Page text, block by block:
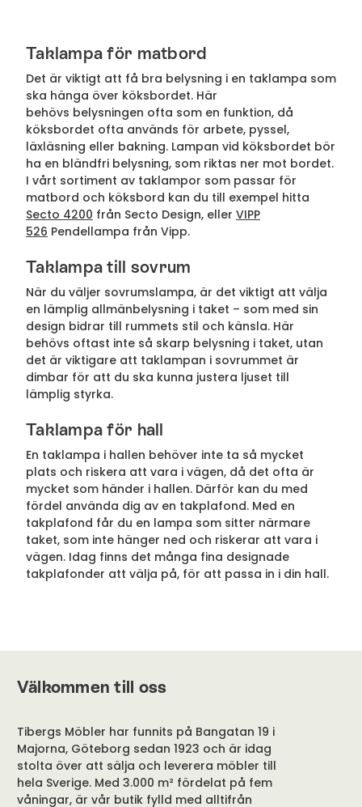
Taklampa för matbord
Det är viktigt att få bra belysning i en taklampa som
ska hänga över köksbordet. Här
behövs belysningen ofta som en funktion, då
köksbordet ofta används för arbete, pyssel,
läxläsning eller bakning. Lampan vid köksbordet bör
ha en bländfri belysning, som riktas ner mot bordet.
I vårt sortiment av taklampor som passar för
matbord och köksbord kan du till exempel hitta
Secto 4200 från Secto Design, eller VIPP
526 Pendellampa från Vipp.
Taklampa till sovrum
När du väljer sovrumslampa, är det viktigt att välja
en lämplig allmänbelysning i taket – som med sin
design bidrar till rummets stil och känsla. Här
behövs oftast inte så skarp belysning i taket, utan
det är viktigare att taklampan i sovrummet är
dimbar för att du ska kunna justera ljuset till
lämplig styrka.
Taklampa för hall
En taklampa i hallen behöver inte ta så mycket
plats och riskera att vara i vägen, då det ofta är
mycket som händer i hallen. Därför kan du med
fördel använda dig av en takplafond. Med en
takplafond får du en lampa som sitter närmare
taket, som inte hänger ned och riskerar att vara i
vägen. Idag finns det många fina designade
takplafonder att välja på, för att passa in i din hall.
Välkommen till oss
Tibergs Möbler har funnits på Bangatan 19 i
Majorna, Göteborg sedan 1923 och är idag
stolta över att sälja och leverera möbler till
hela Sverige. Med 3.000 m² fördelat på fem
våningar, är vår butik fylld med alltifrån